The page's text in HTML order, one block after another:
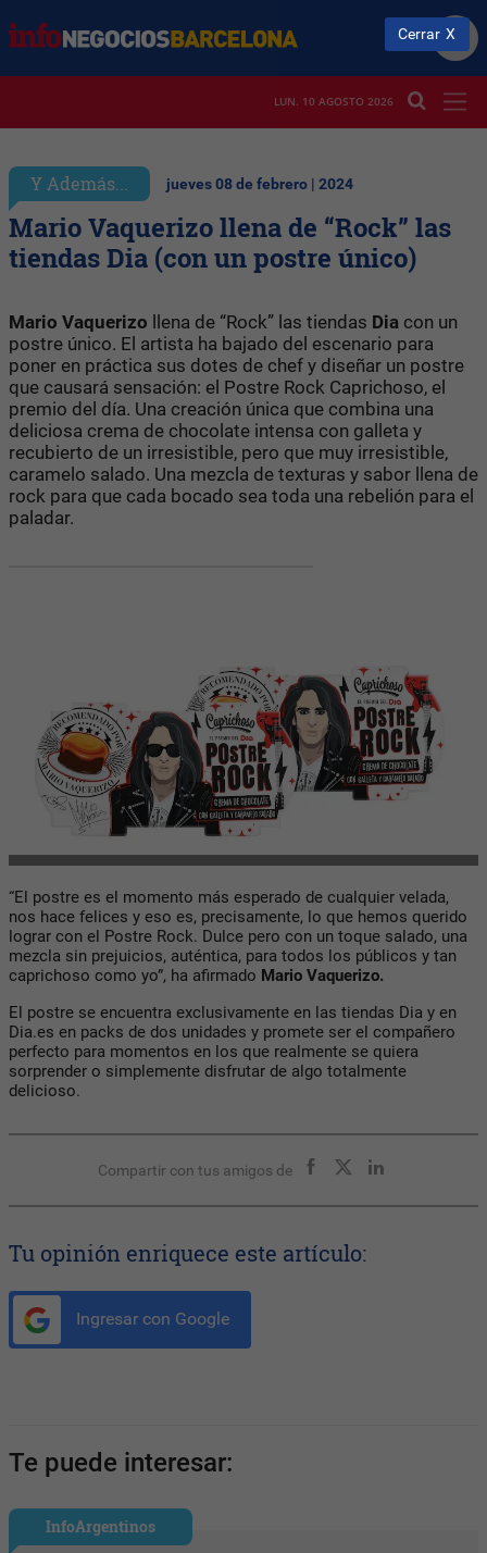
LUN. 10 AGOSTO 2026
Y Además... jueves 08 de febrero | 2024
Mario Vaquerizo llena de “Rock” las
tiendas Dia (con un postre único)
Mario Vaquerizo llena de “Rock” las tiendas Dia con un
postre único. El artista ha bajado del escenario para
poner en práctica sus dotes de chef y diseñar un postre
que causará sensación: el Postre Rock Caprichoso, el
premio del día. Una creación única que combina una
deliciosa crema de chocolate intensa con galleta y
recubierto de un irresistible, pero que muy irresistible,
caramelo salado. Una mezcla de texturas y sabor llena de
rock para que cada bocado sea toda una rebelión para el
paladar.
“El postre es el momento más esperado de cualquier velada,
nos hace felices y eso es, precisamente, lo que hemos querido
lograr con el Postre Rock. Dulce pero con un toque salado, una
mezcla sin prejuicios, auténtica, para todos los públicos y tan
caprichoso como yo”, ha afirmado Mario Vaquerizo.
El postre se encuentra exclusivamente en las tiendas Dia y en
Dia.es en packs de dos unidades y promete ser el compañero
perfecto para momentos en los que realmente se quiera
sorprender o simplemente disfrutar de algo totalmente
delicioso.
Compartir con tus amigos de
Tu opinión enriquece este artículo:
Ingresar con Google
Te puede interesar:
InfoArgentinos
Cerrar